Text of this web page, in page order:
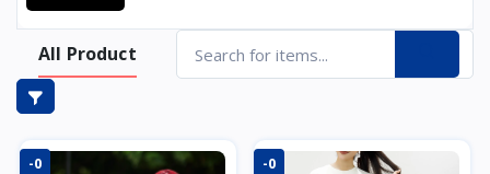
All Product
-0 -0